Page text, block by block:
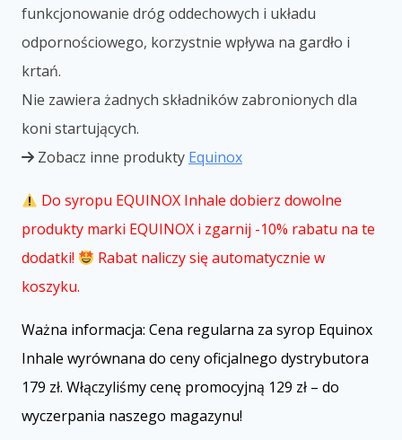
funkcjonowanie dróg oddechowych i układu
odpornościowego, korzystnie wpływa na gardło i
krtań.
Nie zawiera żadnych składników zabronionych dla
koni startujących.
Zobacz inne produkty Equinox
Do syropu EQUINOX Inhale dobierz dowolne
produkty marki EQUINOX i zgarnij -10% rabatu na te
dodatki!
Rabat naliczy się automatycznie w
koszyku.
Ważna informacja: Cena regularna za syrop Equinox
Inhale wyrównana do ceny oficjalnego dystrybutora
179 zł. Włączyliśmy cenę promocyjną 129 zł – do
wyczerpania naszego magazynu!